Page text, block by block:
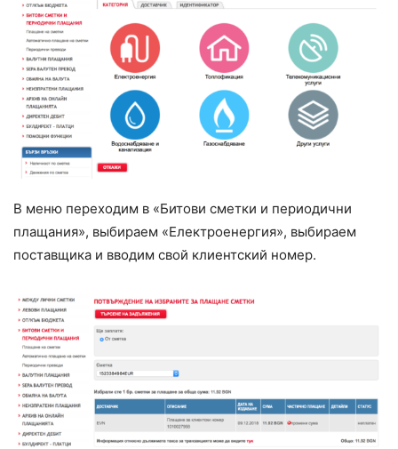
В меню переходим в «Битови сметки и периодични
плащания», выбираем «Електроенергия», выбираем
поставщика и вводим свой клиентский номер.